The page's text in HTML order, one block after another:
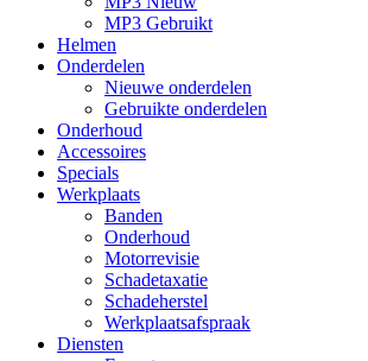
MP3 Gebruikt
Helmen
Onderdelen
Nieuwe onderdelen
Gebruikte onderdelen
Onderhoud
Accessoires
Specials
Werkplaats
Banden
Onderhoud
Motorrevisie
Schadetaxatie
Schadeherstel
Werkplaatsafspraak
Diensten